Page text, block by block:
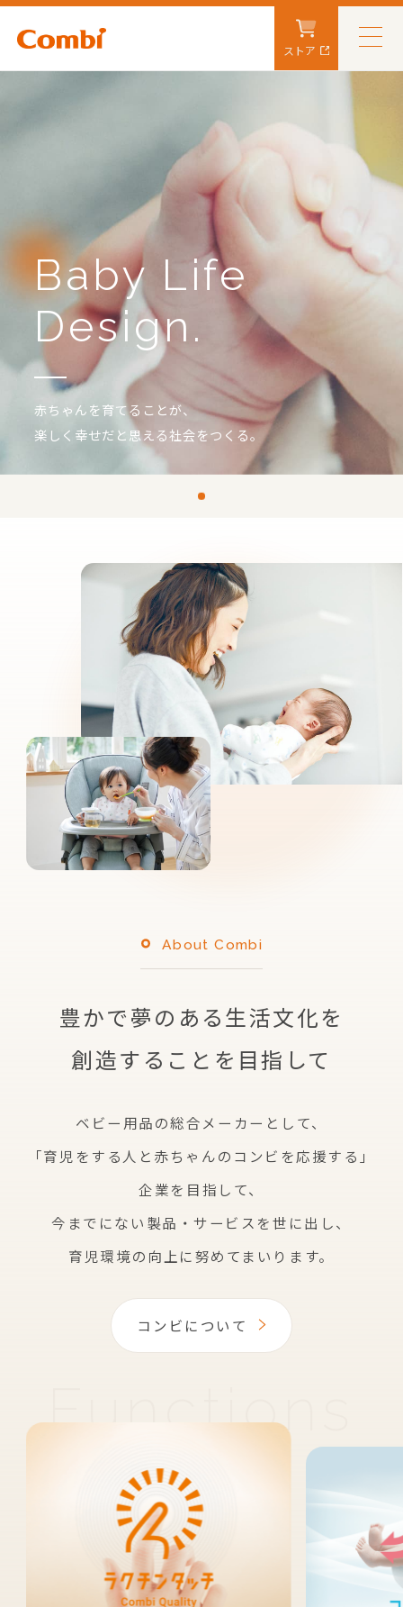
ストア
Baby Life
Design.
赤ちゃんを育てることが、
楽しく幸せだと思える社会をつくる。
About Combi
豊かで夢のある生活文化を
創造することを目指して
ベビー用品の総合メーカーとして、
「育児をする人と赤ちゃんのコンビを応援する」
企業を 目指して、
今までにない製品・サービスを世に出し、
育児環境の向上に努めてまいります。
コンビについて